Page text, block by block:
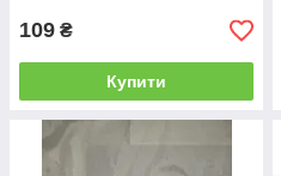
109 ₴
Купити